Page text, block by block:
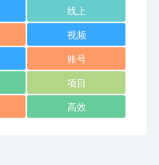
线上
视频
账号
项目
高效